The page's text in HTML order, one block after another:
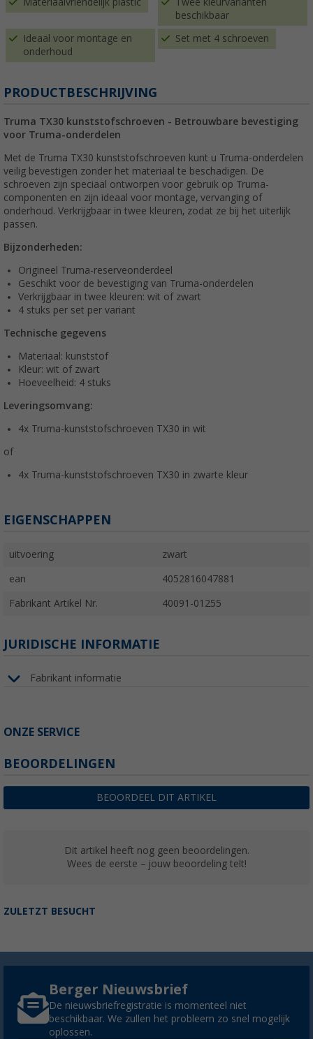
beschikbaar
Ideaal voor montage en
onderhoud
Set met 4 schroeven
PRODUCTBESCHRIJVING
Truma TX30 kunststofschroeven - Betrouwbare bevestiging
voor Truma-onderdelen
Met de Truma TX30 kunststofschroeven kunt u Truma-onderdelen
veilig bevestigen zonder het materiaal te beschadigen. De
schroeven zijn speciaal ontworpen voor gebruik op Truma-
componenten en zijn ideaal voor montage, vervanging of
onderhoud. Verkrijgbaar in twee kleuren, zodat ze bij het uiterlijk
passen.
Bijzonderheden:
Origineel Truma-reserveonderdeel
Geschikt voor de bevestiging van Truma-onderdelen
Verkrijgbaar in twee kleuren: wit of zwart
4 stuks per set per variant
Technische gegevens
Materiaal: kunststof
Kleur: wit of zwart
Hoeveelheid: 4 stuks
Leveringsomvang:
4x Truma-kunststofschroeven TX30 in wit
of
4x Truma-kunststofschroeven TX30 in zwarte kleur
EIGENSCHAPPEN
uitvoering zwart
ean 4052816047881
Fabrikant Artikel Nr. 40091-01255
JURIDISCHE INFORMATIE
Fabrikant informatie
ONZE SERVICE
BEOORDELINGEN
BEOORDEEL DIT ARTIKEL
Dit artikel heeft nog geen beoordelingen.
Wees de eerste – jouw beoordeling telt!
ZULETZT BESUCHT
Berger Nieuwsbrief
De nieuwsbriefregistratie is momenteel niet
beschikbaar. We zullen het probleem zo snel mogelijk
oplossen.